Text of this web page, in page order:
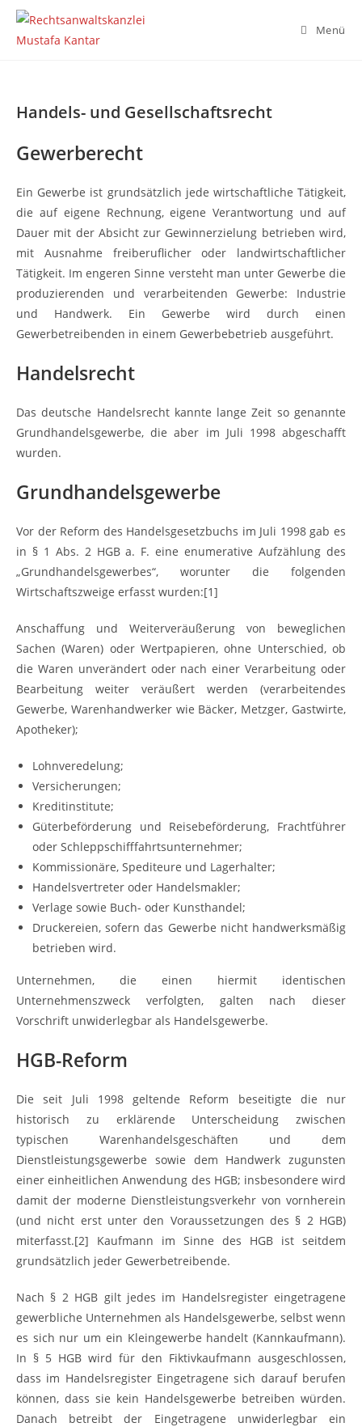
Zum
Inhalt
springen
Menü
Handels- und Gesellschaftsrecht
Gewerberecht
Ein Gewerbe ist grundsätzlich jede wirtschaftliche Tätigkeit,
die auf eigene Rechnung, eigene Verantwortung und auf
Dauer mit der Absicht zur Gewinnerzielung betrieben wird,
mit Ausnahme freiberuflicher oder landwirtschaftlicher
Tätigkeit. Im engeren Sinne versteht man unter Gewerbe die
produzierenden und verarbeitenden Gewerbe: Industrie
und Handwerk. Ein Gewerbe wird durch einen
Gewerbetreibenden in einem Gewerbebetrieb ausgeführt.
Handelsrecht
Das deutsche Handelsrecht kannte lange Zeit so genannte
Grundhandelsgewerbe, die aber im Juli 1998 abgeschafft
wurden.
Grundhandelsgewerbe
Vor der Reform des Handelsgesetzbuchs im Juli 1998 gab es
in § 1 Abs. 2 HGB a. F. eine enumerative Aufzählung des
„Grundhandelsgewerbes“, worunter die folgenden
Wirtschaftszweige erfasst wurden:[1]
Anschaffung und Weiterveräußerung von beweglichen
Sachen (Waren) oder Wertpapieren, ohne Unterschied, ob
die Waren unverändert oder nach einer Verarbeitung oder
Bearbeitung weiter veräußert werden (verarbeitendes
Gewerbe, Warenhandwerker wie Bäcker, Metzger, Gastwirte,
Apotheker);
Lohnveredelung;
Versicherungen;
Kreditinstitute;
Güterbeförderung und Reisebeförderung, Frachtführer
oder Schleppschifffahrtsunternehmer;
Kommissionäre, Spediteure und Lagerhalter;
Handelsvertreter oder Handelsmakler;
Verlage sowie Buch- oder Kunsthandel;
Druckereien, sofern das Gewerbe nicht handwerksmäßig
betrieben wird.
Unternehmen, die einen hiermit identischen
Unternehmenszweck verfolgten, galten nach dieser
Vorschrift unwiderlegbar als Handelsgewerbe.
HGB-Reform
Die seit Juli 1998 geltende Reform beseitigte die nur
historisch zu erklärende Unterscheidung zwischen
typischen Warenhandelsgeschäften und dem
Dienstleistungsgewerbe sowie dem Handwerk zugunsten
einer einheitlichen Anwendung des HGB; insbesondere wird
damit der moderne Dienstleistungsverkehr von vornherein
(und nicht erst unter den Voraussetzungen des § 2 HGB)
miterfasst.[2] Kaufmann im Sinne des HGB ist seitdem
grundsätzlich jeder Gewerbetreibende.
Nach § 2 HGB gilt jedes im Handelsregister eingetragene
gewerbliche Unternehmen als Handelsgewerbe, selbst wenn
es sich nur um ein Kleingewerbe handelt (Kannkaufmann).
In § 5 HGB wird für den Fiktivkaufmann ausgeschlossen,
dass im Handelsregister Eingetragene sich darauf berufen
können, dass sie kein Handelsgewerbe betreiben würden.
Danach betreibt der Eingetragene unwiderlegbar ein